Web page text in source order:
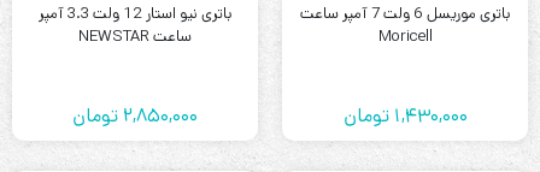
باتری موریسل 6 ولت 7 آمپر ساعت
Moricell
1,430,000 تومان
باتری نیو استار 12 ولت 3.3 آمپر
ساعت NEWSTAR
2,850,000 تومان